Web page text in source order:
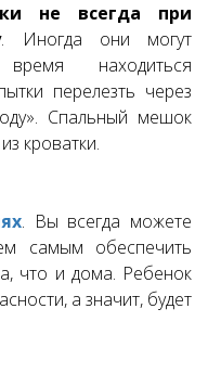
не всегда при
. Иногда они могут
находиться
перелезть через
Спальный мешок
кроватки.
. Вы всегда можете
самым обеспечить
что и дома. Ребенок
а значит, будет